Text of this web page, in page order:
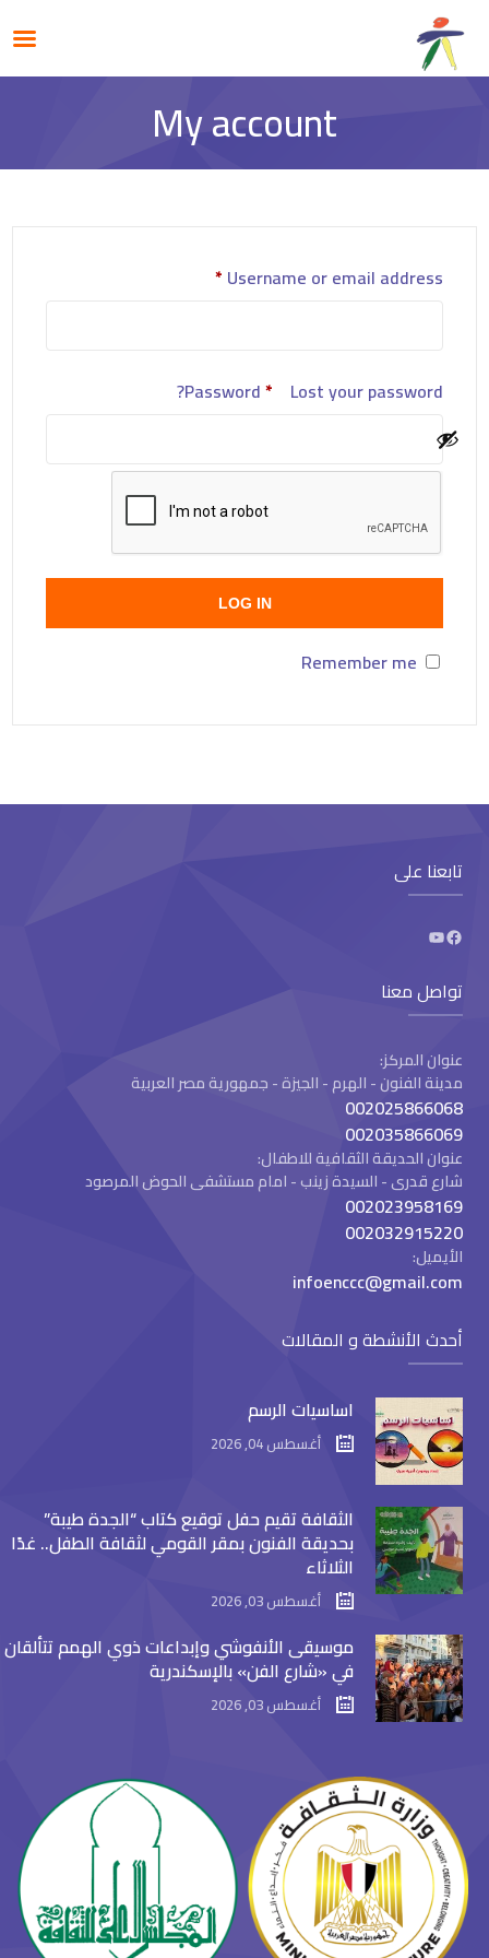
My account
Username or email address
*
Password* Lost your password?
LOG IN
Remember me
تابعنا على
تواصل معنا
عنوان المركز:
مدينة الفنون - الهرم - الجيزة - جمهورية مصر العربية
002025866068
002035866069
عنوان الحديقة الثقافية للاطفال:
شارع قدرى - السيدة زينب - امام مستشفى الحوض المرصود
002023958169
002032915220
الأيميل:
infoenccc@gmail.com
أحدث الأنشطة و المقالات
اساسيات الرسم
أغسطس 04, 2026
الثقافة تقيم حفل توقيع كتاب “الجدة طيبة”
بحديقة الفنون بمقر القومي لثقافة الطفل.. غدًا
الثلاثاء
أغسطس 03, 2026
موسيقى الأنفوشي وإبداعات ذوي الهمم تتألقان
في «شارع الفن» بالإسكندرية
أغسطس 03, 2026